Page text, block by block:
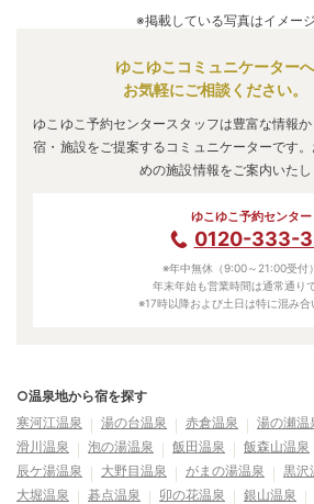
などと言われています。
※掲載している写真はイメージ
ゆこゆこコミュニケーターへ
お気軽にご相談ください。
ゆこゆこ予約センタースタッフは豊富な情報
宿・施設をご提案するコミュニケーターです
めの施設情報をご案内いたし
ゆこゆこ予約センター
0120-333-
※年中無休（9:00～21:00受付
年末年始も営業時間は通常通りで
※17時以降および土日は特に混み合
○温泉地から宿を探す
寒河江温泉
湯の台温泉 赤倉温泉 湯の瀬温
滑川温泉
泡の湯温泉 飯田温泉 飯森山温泉
辰ケ湯温泉
大野目温泉 がまの湯温泉 黒沢
大堀温泉
碁点温泉 卯の花温泉 銀山温泉